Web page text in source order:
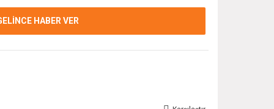
HABER VER